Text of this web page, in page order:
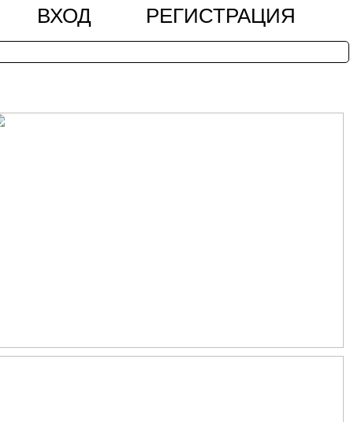
ВХОД РЕГИСТРАЦИЯ